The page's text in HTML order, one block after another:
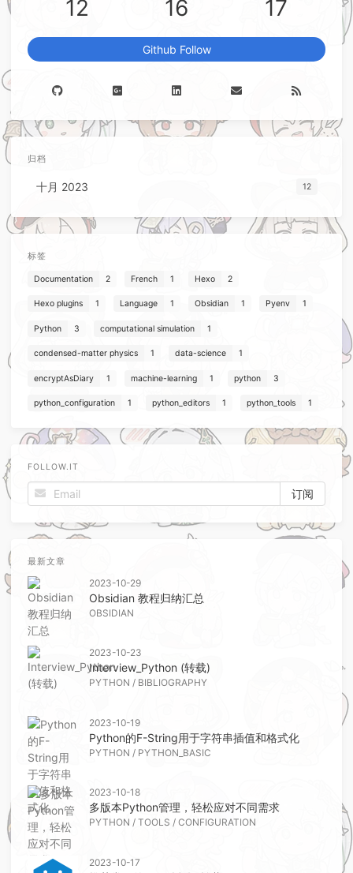
12 16 17
Github Follow
归档
十月 2023 12
标签
Documentation 2 French 1 Hexo 2
Hexo plugins 1 Language 1 Obsidian 1 Pyenv 1
Python 3 computational simulation 1
condensed-matter physics 1 data-science 1
encryptAsDiary 1 machine-learning 1 python 3
python_configuration 1 python_editors 1 python_tools 1
FOLLOW.IT
最新文章
2023-10-29
Obsidian 教程归纳汇总
OBSIDIAN
2023-10-23
Interview_Python (转载)
PYTHON / BIBLIOGRAPHY
2023-10-19
Python的F-String用于字符串插值和格式化
PYTHON / PYTHON_BASIC
2023-10-18
多版本Python管理，轻松应对不同需求
PYTHON / TOOLS / CONFIGURATION
2023-10-17